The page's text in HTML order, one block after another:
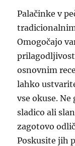
Palačinke v
Omogočajo
osnovnim
lahko
vse okuse.
sladico ali
zagotovo
Poskusite jih